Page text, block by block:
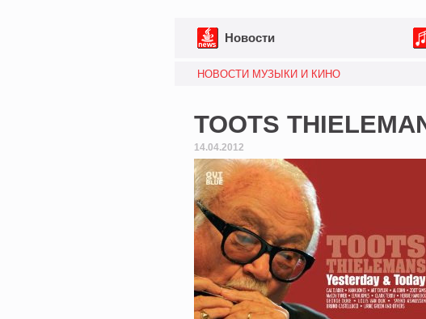
Новости
НОВОСТИ МУЗЫКИ И КИНО
TOOTS
14.04.2012